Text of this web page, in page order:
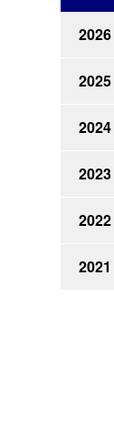
2026
2025
2024
2023
2022
2021